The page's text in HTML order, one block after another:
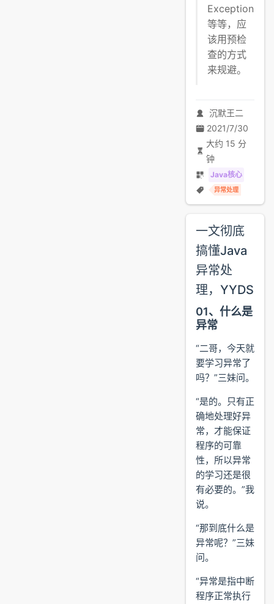
Exception
等等，应
该用预检
查的方式
来规避。
沉默王二
2021/7/30
大约 15 分
钟
Java核心
异常处理
一文彻底
搞懂Java
异常处
理，YYDS
01、什么是
异常
“二哥，今天就
要学习异常了
吗？”三妹问。
“是的。只有正
确地处理好异
常，才能保证
程序的可靠
性，所以异常
的学习还是很
有必要的。”我
说。
“那到底什么是
异常呢？”三妹
问。
“异常是指中断
程序正常执行